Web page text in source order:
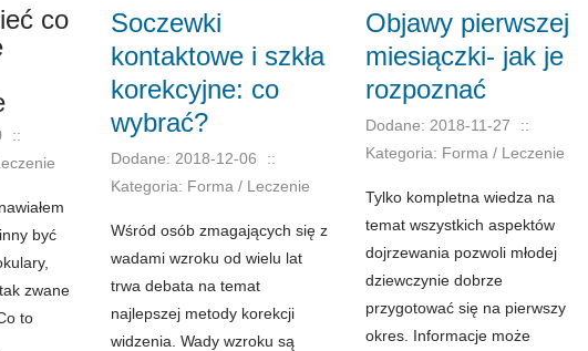
co
::
być
zwane
to
Soczewki
kontaktowe i szkła
korekcyjne: co
wybrać?
Dodane: 2018-12-06
::
Kategoria: Forma / Leczenie
Wśród osób zmagających się z
wadami wzroku od wielu lat
trwa debata na temat
najlepszej metody korekcji
widzenia. Wady wzroku są
Objawy pierwszej
miesiączki- jak je
rozpoznać
Dodane: 2018-11-27
::
Kategoria: Forma / Leczenie
Tylko kompletna wiedza na
temat wszystkich aspektów
dojrzewania pozwoli młodej
dziewczynie dobrze
przygotować się na pierwszy
okres. Informacje może